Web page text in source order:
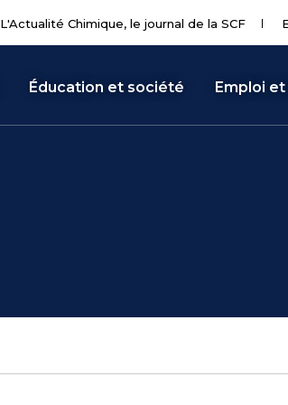
L'Actualité Chimique, le journal de la SCF
Éducation et société Emploi